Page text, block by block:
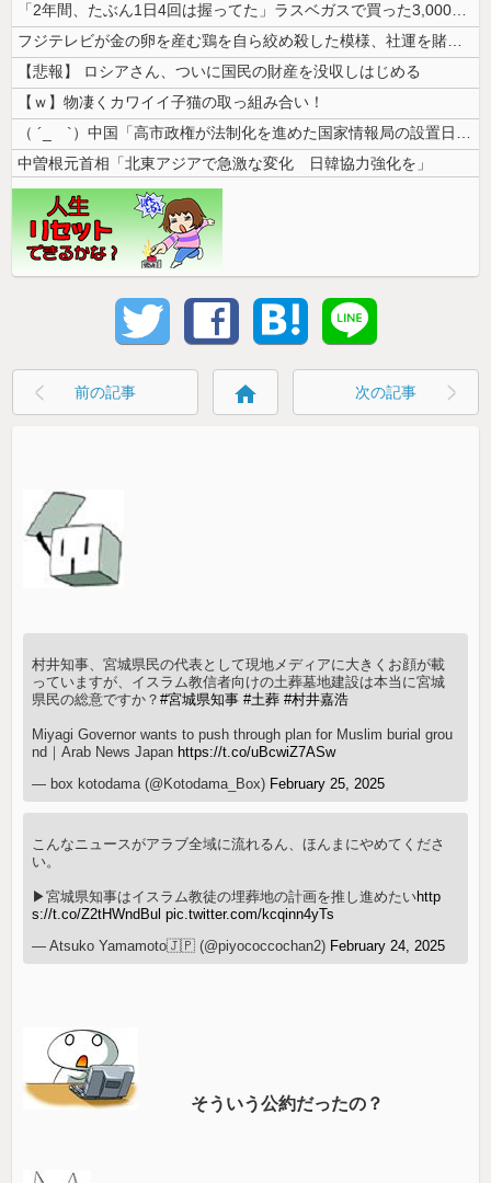
「2年間、たぶん1日4回は握ってた」ラスベガスで買った3,000円のキ...
フジテレビが金の卵を産む鶏を自ら絞め殺した模様、社運を賭けたドル箱コン...
【悲報】 ロシアさん、ついに国民の財産を没収しはじめる
【ｗ】物凄くカワイイ子猫の取っ組み合い！
（ ´_ゝ`）中国「高市政権が法制化を進めた国家情報局の設置日が7月3...
中曽根元首相「北東アジアで急激な変化 日韓協力強化を」
前の記事 home 次の記事
村井知事、宮城県民の代表として現地メディアに大きくお顔が載
っていますが、イスラム教信者向けの土葬墓地建設は本当に宮城
県民の総意ですか？#宮城県知事 #土葬 #村井嘉浩
Miyagi Governor wants to push through plan for Muslim burial grou
nd｜Arab News Japan https://t.co/uBcwiZ7ASw
— box kotodama (@Kotodama_Box) February 25, 2025
こんなニュースがアラブ全域に流れるん、ほんまにやめてくださ
い。
▶︎宮城県知事はイスラム教徒の埋葬地の計画を推し進めたいhttp
s://t.co/Z2tHWndBul pic.twitter.com/kcqinn4yTs
— Atsuko Yamamoto🇯🇵 (@piyococcochan2) February 24, 2025
そういう公約だったの？